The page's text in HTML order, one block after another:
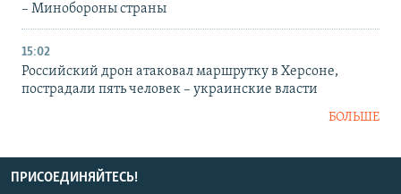
– Минобороны страны
15:02
Российский дрон атаковал маршрутку в Херсоне,
пострадали пять человек – украинские власти
БОЛЬШЕ
ПРИСОЕДИНЯЙТЕСЬ!